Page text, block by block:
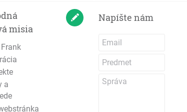
Micheáš
Sofoniáš
misia
a
Napíšte nám